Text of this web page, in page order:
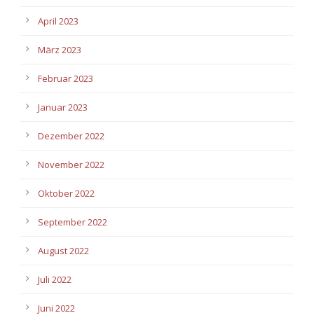
April 2023
März 2023
Februar 2023
Januar 2023
Dezember 2022
November 2022
Oktober 2022
September 2022
August 2022
Juli 2022
Juni 2022